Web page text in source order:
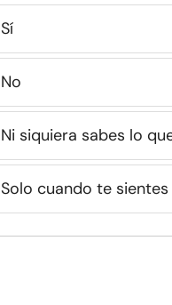
Sí
No
Ni siquiera sabes lo
Solo cuando te